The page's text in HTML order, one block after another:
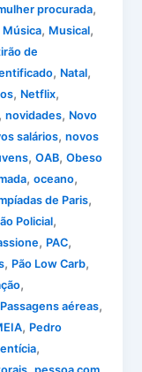
procurada,
Música, Musical,
de
, Natal,
, Netflix,
,novidades, Novo
salários,novos
,OAB,Obeso
,oceano,
de Paris,
Policial,
, PAC,
, Pão Low Carb,
,
Passagens aéreas,
, Pedro
,